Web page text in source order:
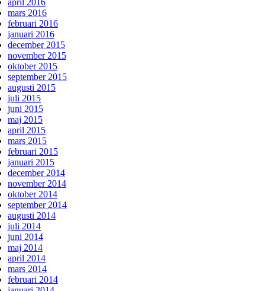
mars 2016
februari 2016
januari 2016
december 2015
november 2015
oktober 2015
september 2015
augusti 2015
juli 2015
juni 2015
maj 2015
april 2015
mars 2015
februari 2015
januari 2015
december 2014
november 2014
oktober 2014
september 2014
augusti 2014
juli 2014
juni 2014
maj 2014
april 2014
mars 2014
februari 2014